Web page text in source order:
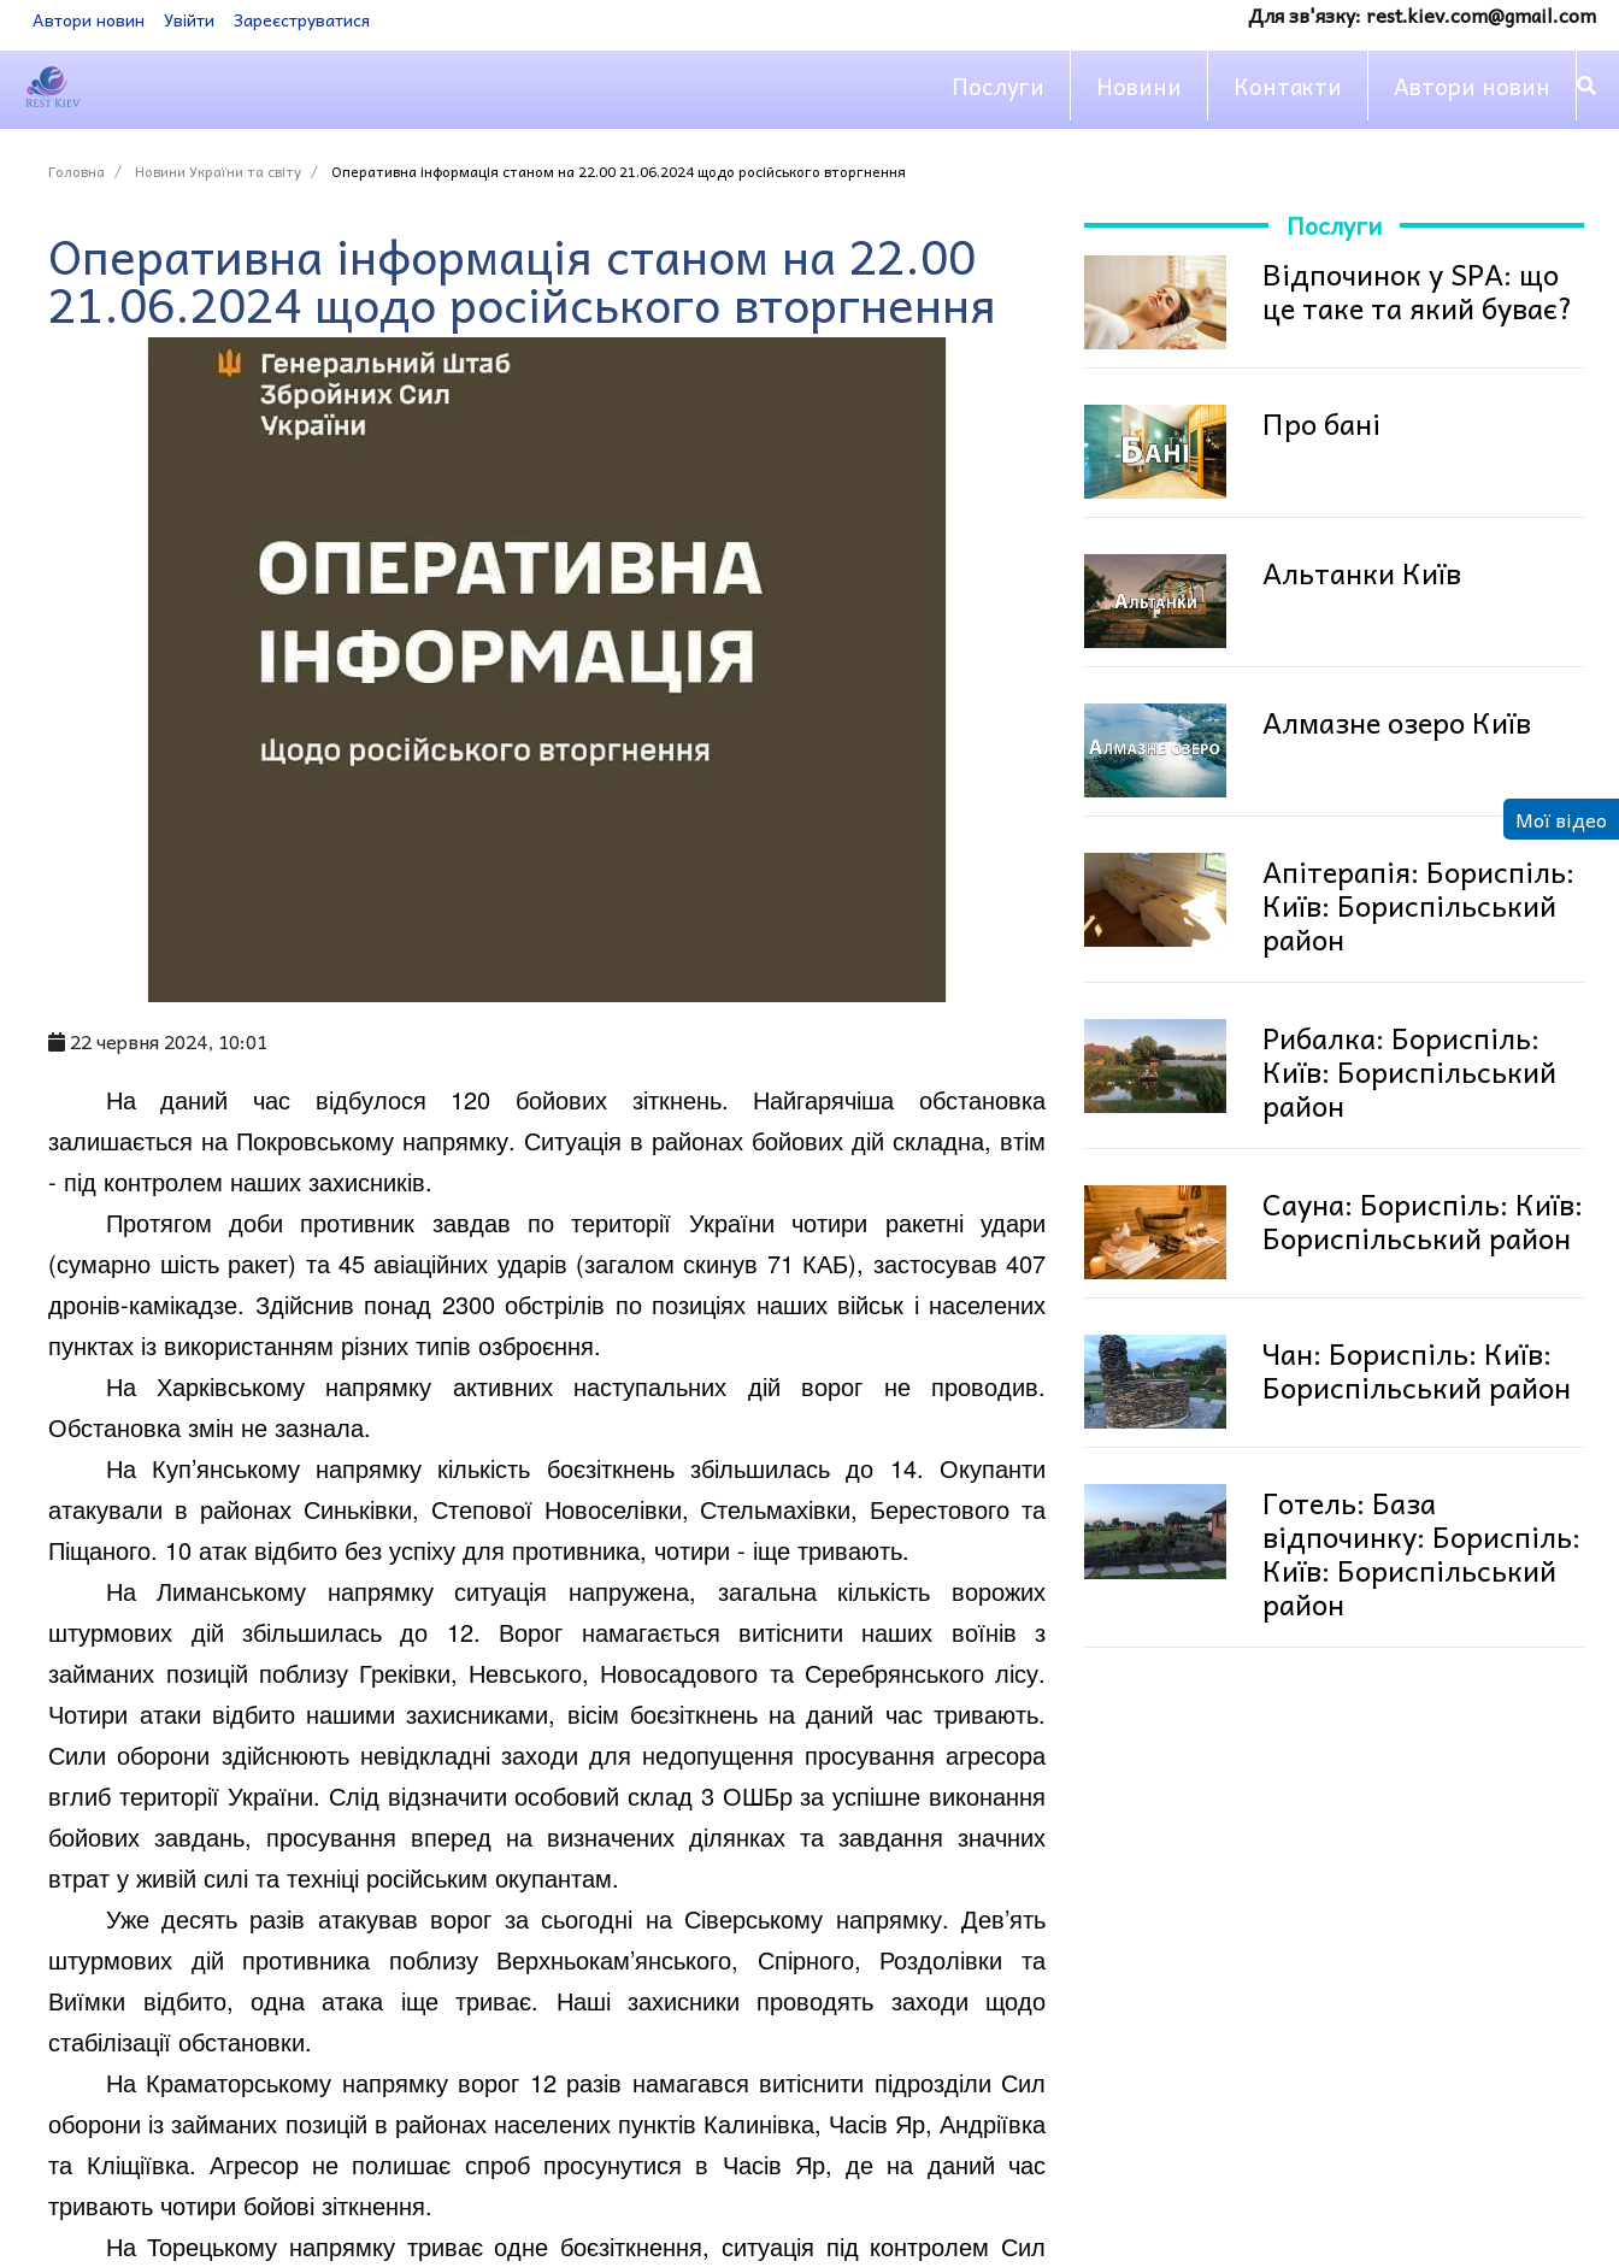
Автори новин Увійти Зареєструватися Для зв'язку: rest.kiev.com@gmail.com
Послуги Новини Контакти Автори новин
Головна Новини України та світу Оперативна інформація станом на 22.00 21.06.2024 щодо російського вторгнення
Оперативна інформація станом на 22.00
21.06.2024 щодо російського вторгнення
22 червня 2024, 10:01
На даний час відбулося 120 бойових зіткнень. Найгарячіша обстановка
залишається на Покровському напрямку. Ситуація в районах бойових дій складна, втім
- під контролем наших захисників.
Протягом доби противник завдав по території України чотири ракетні удари
(сумарно шість ракет) та 45 авіаційних ударів (загалом скинув 71 КАБ), застосував 407
дронів-камікадзе. Здійснив понад 2300 обстрілів по позиціях наших військ і населених
пунктах із використанням різних типів озброєння.
На Харківському напрямку активних наступальних дій ворог не проводив.
Обстановка змін не зазнала.
На Куп’янському напрямку кількість боєзіткнень збільшилась до 14. Окупанти
атакували в районах Синьківки, Степової Новоселівки, Стельмахівки, Берестового та
Піщаного. 10 атак відбито без успіху для противника, чотири - іще тривають.
На Лиманському напрямку ситуація напружена, загальна кількість ворожих
штурмових дій збільшилась до 12. Ворог намагається витіснити наших воїнів з
займаних позицій поблизу Греківки, Невського, Новосадового та Серебрянського лісу.
Чотири атаки відбито нашими захисниками, вісім боєзіткнень на даний час тривають.
Сили оборони здійснюють невідкладні заходи для недопущення просування агресора
вглиб території України. Слід відзначити особовий склад 3 ОШБр за успішне виконання
бойових завдань, просування вперед на визначених ділянках та завдання значних
втрат у живій силі та техніці російським окупантам.
Уже десять разів атакував ворог за сьогодні на Сіверському напрямку. Дев’ять
штурмових дій противника поблизу Верхньокам’янського, Спірного, Роздолівки та
Виїмки відбито, одна атака іще триває. Наші захисники проводять заходи щодо
стабілізації обстановки.
На Краматорському напрямку ворог 12 разів намагався витіснити підрозділи Сил
оборони із займаних позицій в районах населених пунктів Калинівка, Часів Яр, Андріївка
та Кліщіївка. Агресор не полишає спроб просунутися в Часів Яр, де на даний час
тривають чотири бойові зіткнення.
На Торецькому напрямку триває одне боєзіткнення, ситуація під контролем Сил
Послуги
Відпочинок у SPA: що
це таке та який буває?
Про бані
Альтанки Київ
Алмазне озеро Київ
Апітерапія: Бориспіль:
Київ: Бориспільський
район
Рибалка: Бориспіль:
Київ: Бориспільський
район
Сауна: Бориспіль: Київ:
Бориспільський район
Чан: Бориспіль: Київ:
Бориспільський район
Готель: База
відпочинку: Бориспіль:
Київ: Бориспільський
район
Мої відео